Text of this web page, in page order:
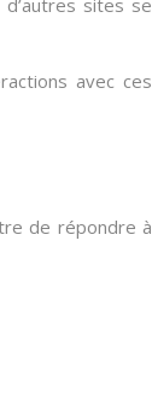
sites se
avec ces
de répondre à